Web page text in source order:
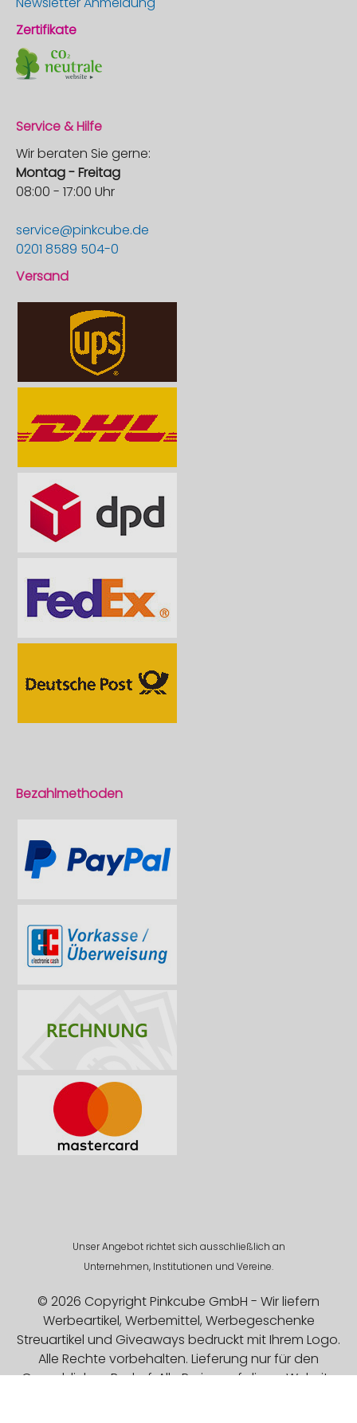
Zertifikate
Service & Hilfe
Wir beraten Sie gerne:
Montag - Freitag
08:00 - 17:00 Uhr
service@pinkcube.de
0201 8589 504-0
Versand
Bezahlmethoden
Unser Angebot richtet sich ausschließlich an
Unternehmen, Institutionen und Vereine.
© 2026 Copyright Pinkcube GmbH - Wir liefern
Werbeartikel, Werbemittel, Werbegeschenke
Streuartikel und Giveaways bedruckt mit Ihrem Logo.
Alle Rechte vorbehalten. Lieferung nur für den
Gewerblichen Bedarf. Alle Preise auf dieser Website